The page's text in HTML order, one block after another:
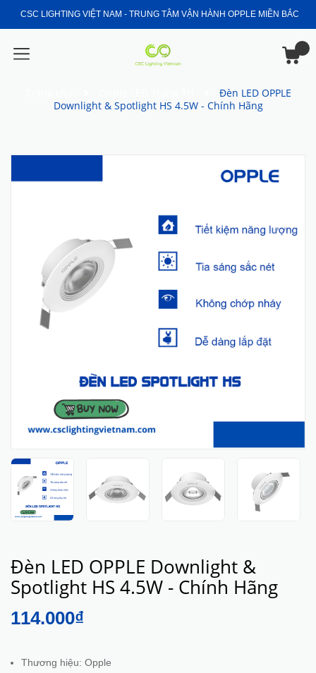
CSC LIGHTING VIỆT NAM - TRUNG TÂM VẬN HÀNH OPPLE MIỀN BẮC
Đèn LED OPPLE
Downlight & Spotlight HS 4.5W - Chính Hãng
Đèn LED OPPLE Downlight &
Spotlight HS 4.5W - Chính Hãng
114.000₫
Thương hiệu: Opple